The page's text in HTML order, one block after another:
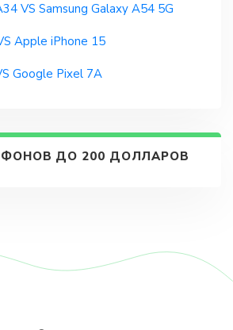
VS Samsung Galaxy A54 5G
Apple iPhone 15
Google Pixel 7A
ДО 200 ДОЛЛАРОВ